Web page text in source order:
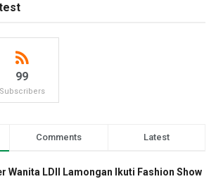
99
Subscribers
Comments Latest
Wanita LDII Lamongan Ikuti Fashion Show